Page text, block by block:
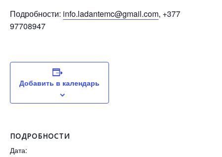
Подробности: info.ladantemc@gmail.com, +377
97708947
Добавить в календарь
ПОДРОБНОСТИ
Дата: